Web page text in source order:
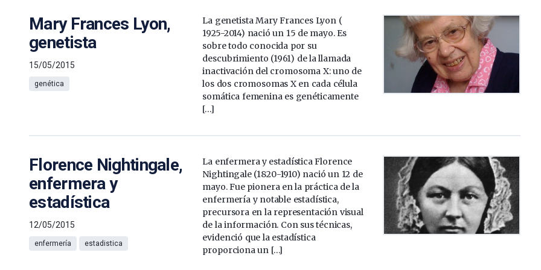
Mary Frances Lyon,
genetista
15/05/2015
genética
La genetista Mary Frances Lyon (
1925-2014) nació un 15 de mayo. Es
sobre todo conocida por su
descubrimiento (1961) de la llamada
inactivación del cromosoma X: uno de
los dos cromosomas X en cada célula
somática femenina es genéticamente
[…]
Florence Nightingale,
enfermera y
estadística
12/05/2015
enfermería estadistica
La enfermera y estadística Florence
Nightingale (1820-1910) nació un 12 de
mayo. Fue pionera en la práctica de la
enfermería y notable estadística,
precursora en la representación visual
de la información. Con sus técnicas,
evidenció que la estadística
proporciona un […]